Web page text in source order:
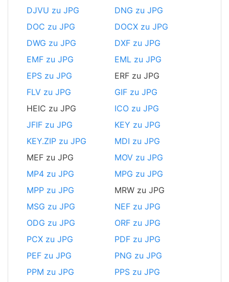
DJVU zu JPG
DNG zu JPG
DOC zu JPG
DOCX zu JPG
DWG zu JPG
DXF zu JPG
EMF zu JPG
EML zu JPG
EPS zu JPG
ERF zu JPG
FLV zu JPG
GIF zu JPG
HEIC zu JPG
ICO zu JPG
JFIF zu JPG
KEY zu JPG
KEY.ZIP zu JPG
MDI zu JPG
MEF zu JPG
MOV zu JPG
MP4 zu JPG
MPG zu JPG
MPP zu JPG
MRW zu JPG
MSG zu JPG
NEF zu JPG
ODG zu JPG
ORF zu JPG
PCX zu JPG
PDF zu JPG
PEF zu JPG
PNG zu JPG
PPM zu JPG
PPS zu JPG